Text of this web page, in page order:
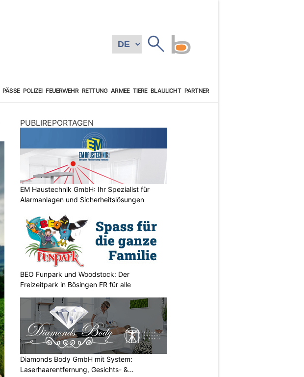
PÄSSE POLIZEI FEUERWEHR RETTUNG ARMEE TIERE BLAULICHT PARTNER
PUBLIREPORTAGEN
EM Haustechnik GmbH: Ihr Spezialist für
Alarmanlagen und Sicherheitslösungen
BEO Funpark und Woodstock: Der
Freizeitpark in Bösingen FR für alle
Diamonds Body GmbH mit System:
Laserhaarentfernung, Gesichts- &